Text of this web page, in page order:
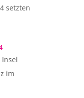
setzten
im